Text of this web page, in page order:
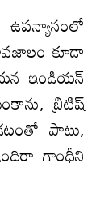
కూడా
ఇండియన్
బ్రిటిష్
పాటు,
గాంధీని